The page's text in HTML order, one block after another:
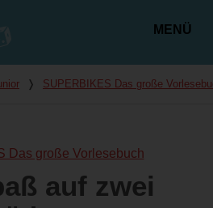
MENÜ
❭ SUPERBIKES Das große
Das große Vorlesebuch
auf zwei